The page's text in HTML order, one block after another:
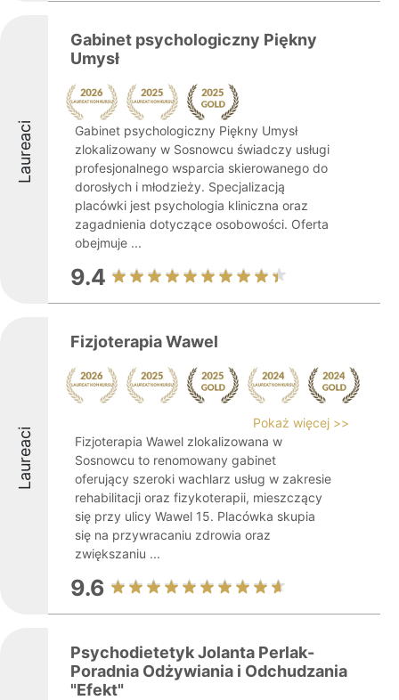
Laureaci
Gabinet psychologiczny Piękny
Umysł
Gabinet psychologiczny Piękny Umysł
zlokalizowany w Sosnowcu świadczy usługi
profesjonalnego wsparcia skierowanego do
dorosłych i młodzieży. Specjalizacją
placówki jest psychologia kliniczna oraz
zagadnienia dotyczące osobowości. Oferta
obejmuje ...
9.4
Laureaci
Fizjoterapia Wawel
Pokaż więcej >>
Fizjoterapia Wawel zlokalizowana w
Sosnowcu to renomowany gabinet
oferujący szeroki wachlarz usług w zakresie
rehabilitacji oraz fizykoterapii, mieszczący
się przy ulicy Wawel 15. Placówka skupia
się na przywracaniu zdrowia oraz
zwiększaniu ...
9.6
Psychodietetyk Jolanta Perlak-
Poradnia Odżywiania i Odchudzania
"Efekt"